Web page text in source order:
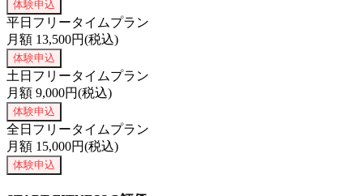
体験申込
平日フリータイムプラン
月額 13,500円(税込)
体験申込
土日フリータイムプラン
月額 9,000円(税込)
体験申込
全日フリータイムプラン
月額 15,000円(税込)
体験申込